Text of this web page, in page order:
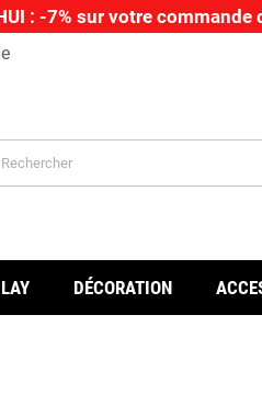
: -7% sur votre
DÉCORATION